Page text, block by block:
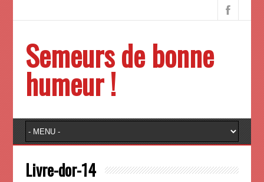
Semeurs de bonne
humeur !
Livre-dor-14